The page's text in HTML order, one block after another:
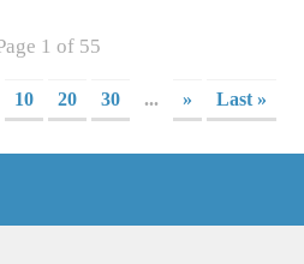
1 of 55
10 20 30 ... » Last »